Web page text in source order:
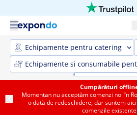
Echipamente pentru catering
Echipamente si consumabile
Cumpărături
Momentan nu acceptăm comenzi noi în
o dată de redeschidere, dar suntem
comenzile